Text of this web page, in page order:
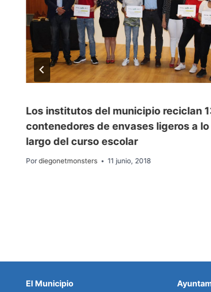
Los institutos del municipio reciclan
contenedores de envases ligeros a lo
largo del curso escolar
Pordiegonetmonsters 11 junio, 2018
El Municipio